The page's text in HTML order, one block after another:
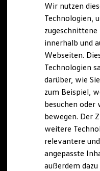
Laden
Laden
Batterie
Sicherheit
Kosten und Kauf
E-Auto-
Software und
Die ID.
ID.
Digitale
Wir nutzen
Technologien,
zugeschnittene
innerhalb und
Webseiten.
Technologien
darüber, wie
zum Beispiel,
besuchen oder
bewegen. Der
weitere
relevantere
angepasste
außerdem